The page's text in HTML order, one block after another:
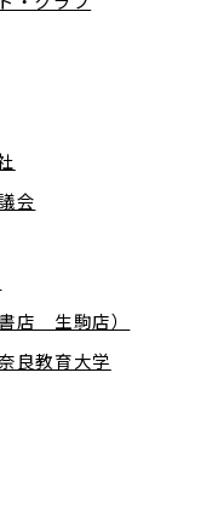
会
店 生駒店）
良教育大学